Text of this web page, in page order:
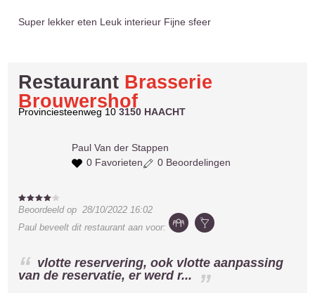
Super lekker eten Leuk interieur Fijne sfeer
Restaurant Brasserie
Brouwershof
Provinciesteenweg 103150 HAACHT
Paul Van der Stappen
0 Favorieten
0 Beoordelingen
Beoordeeld op28/10/2022 16:02
Paul beveelt dit restaurant aan voor:
vlotte reservering, ook vlotte aanpassing
van de reservatie, er werd r...